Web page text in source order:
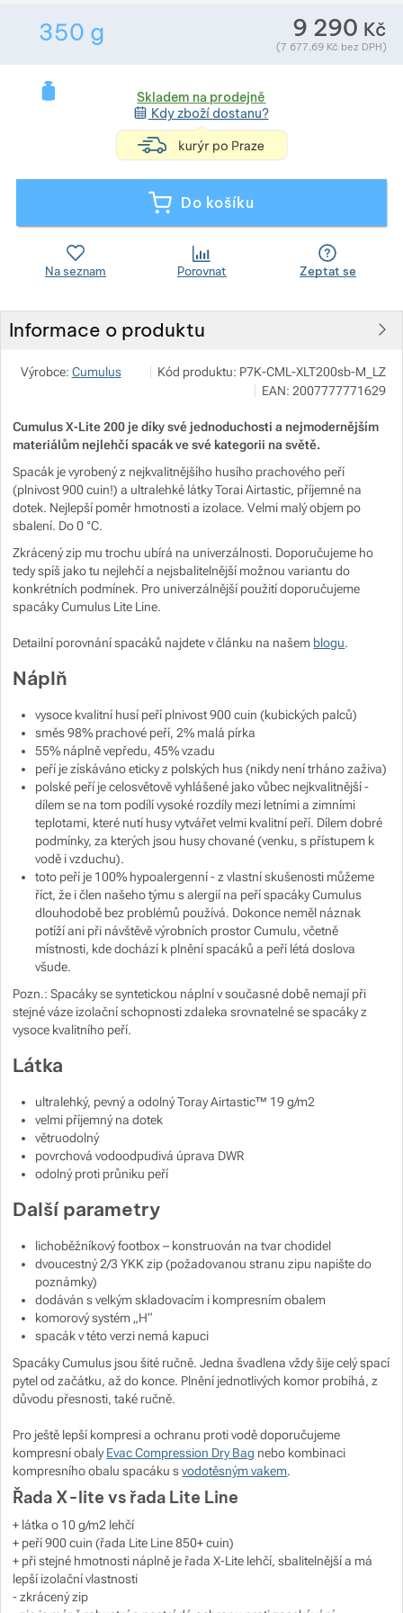
350 g Hmotnost v gramech. Téměř všechno
9 290 Kč
(7 677,69 Kč bez DPH)
Skladem na prodejně
Kdy zboží dostanu?
Do košíku
Na seznam Porovnat Zeptat se
Informace o produktu
Výrobce: Cumulus Zobrazit více
Pod 7 kilo
Milady Horákové 546/50, 17000 Praha
Kód produktu: P7K-CML-XLT200sb-M_LZ
EAN: 2007777771629
Cumulus X-Lite 200 je díky své jednoduchosti a nejmodernějším
materiálům nejlehčí spacák ve své kategorii na světě.
Spacák je vyrobený z nejkvalitnějšího husího prachového peří
(plnivost 900 cuin!) a ultralehké látky Torai Airtastic, příjemné na
dotek. Nejlepší poměr hmotnosti a izolace. Velmi malý objem po
sbalení. Do 0 °C.
Zkrácený zip mu trochu ubírá na univerzálnosti. Doporučujeme ho
tedy spíš jako tu nejlehčí a nejsbalitelnější možnou variantu do
konkrétních podmínek. Pro univerzálnější použití doporučujeme
spacáky Cumulus Lite Line.
Detailní porovnání spacáků najdete v článku na našem blogu.
Náplň
vysoce kvalitní husí peří plnivost 900 cuin (kubických palců)
směs 98% prachové peří, 2% malá pírka
55% náplně vepředu, 45% vzadu
peří je získáváno eticky z polských hus (nikdy není trháno zaživa)
polské peří je celosvětově vyhlášené jako vůbec nejkvalitnější -
dílem se na tom podílí vysoké rozdíly mezi letními a zimními
teplotami, které nutí husy vytvářet velmi kvalitní peří. Dílem dobré
podmínky, za kterých jsou husy chované (venku, s přístupem k
vodě i vzduchu).
toto peří je 100% hypoalergenní - z vlastní skušenosti můžeme
říct, že i člen našeho týmu s alergií na peří spacáky Cumulus
dlouhodobě bez problémů používá. Dokonce neměl náznak
potíží ani při návštěvě výrobních prostor Cumulu, včetně
místnosti, kde dochází k plnění spacáků a peří létá doslova
všude.
Pozn.: Spacáky se syntetickou náplní v současné době nemají při
stejné váze izolační schopnosti zdaleka srovnatelné se spacáky z
vysoce kvalitního peří.
Látka
ultralehký, pevný a odolný Toray Airtastic™ 19 g/m2
velmi příjemný na dotek
větruodolný
povrchová vodoodpudivá úprava DWR
odolný proti průniku peří
Další parametry
lichoběžníkový footbox – konstruován na tvar chodidel
dvoucestný 2/3 YKK zip (požadovanou stranu zipu napište do
poznámky)
dodáván s velkým skladovacím i kompresním obalem
komorový systém „H“
spacák v této verzi nemá kapuci
Spacáky Cumulus jsou šité ručně. Jedna švadlena vždy šije celý spací
pytel od začátku, až do konce. Plnění jednotlivých komor probíhá, z
důvodu přesnosti, také ručně.
Pro ještě lepší kompresi a ochranu proti vodě doporučujeme
kompresní obalyEvac Compression Dry Bag nebo kombinaci
kompresního obalu spacáku svodotěsným vakem.
Řada X-lite vs řada Lite Line
+ látka o 10 g/m2 lehčí
+ peří 900 cuin (řada Lite Line 850+ cuin)
+ při stejné hmotnosti náplně je řada X-Lite lehčí, sbalitelnější a má
lepší izolační vlastnosti
- zkrácený zip
Zobrazit více
Zobrazit více
Zobrazit více
Zobrazit více
Zobrazit více
Zobrazit více
Zobrazit více
Zobrazit více
Zobrazit více